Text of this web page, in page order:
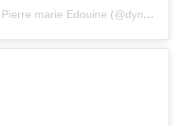
Une publication partagée par Pierre marie Edouine (@dyne_singer)